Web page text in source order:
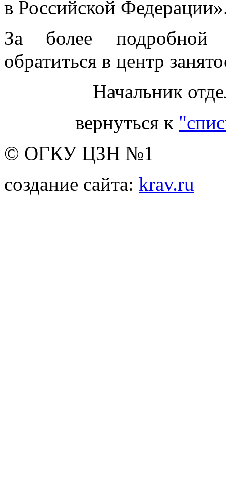
в Российской
За более подробной
обратиться в центр
Начальник
вернуться к
© ОГКУ ЦЗН №1
создание сайта: krav.ru